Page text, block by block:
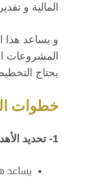
المالية و
و يساعد هذا
المشروعات
يحتاج
خطوات
1- تحديد الأهداف المالية
يساعد